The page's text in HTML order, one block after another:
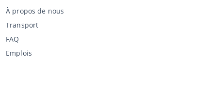
À propos de nous
Transport
FAQ
Emplois